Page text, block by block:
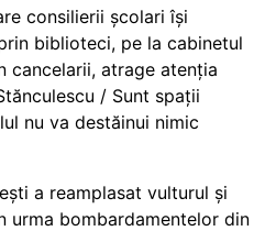
consilierii școlari își
biblioteci, pe la cabinetul
cancelarii, atrage atenția
/ Sunt spații
nu va destăinui nimic
a reamplasat vulturul și
urma bombardamentelor din